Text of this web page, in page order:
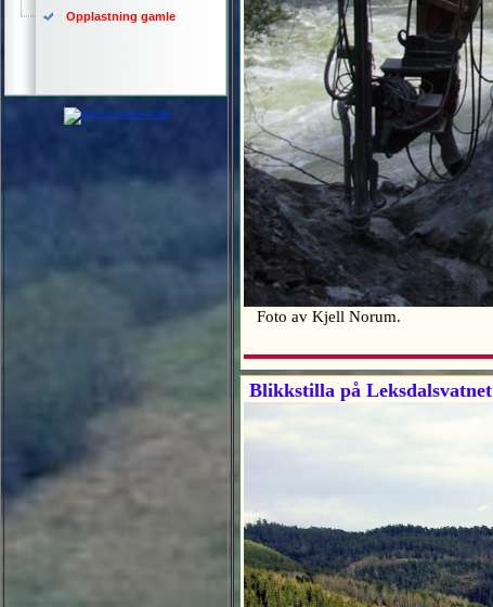
Opplastning gamle
Foto av Kjell Norum.
Blikkstilla på Leksdalsvatnet